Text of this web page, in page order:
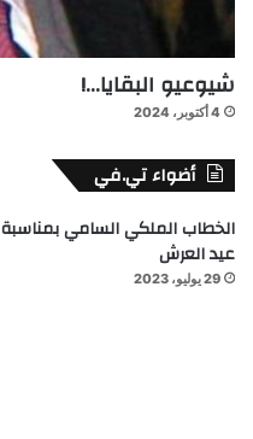
شيوعيو البقايا…!
4 أكتوبر، 2024
أضواء تي.في
الخطاب الملكي السامي بمناسبة
عيد العرش
29 يوليو، 2023